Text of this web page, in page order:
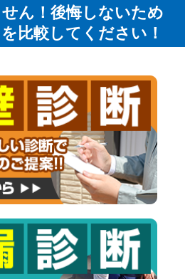
ん！後悔しないため
比較してください！